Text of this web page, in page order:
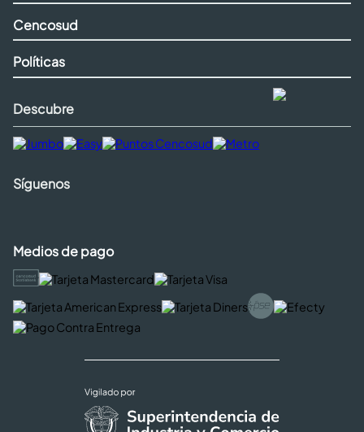
Cencosud
Políticas
Descubre
Síguenos
Medios de pago